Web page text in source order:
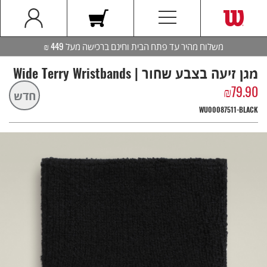
משלוח מהיר עד פתח הבית וחינם ברכישה מעל 449 ₪
מגן זיעה בצבע שחור | Wide Terry Wristbands
חדש ₪79.90
WU00087511-BLACK